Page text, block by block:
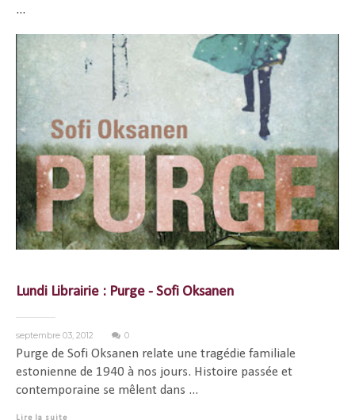
...
Lundi Librairie : Purge - Sofi Oksanen
septembre 03, 2012 0
Purge de Sofi Oksanen relate une tragédie familiale
estonienne de 1940 à nos jours. Histoire passée et
contemporaine se mêlent dans ...
Lire la suite